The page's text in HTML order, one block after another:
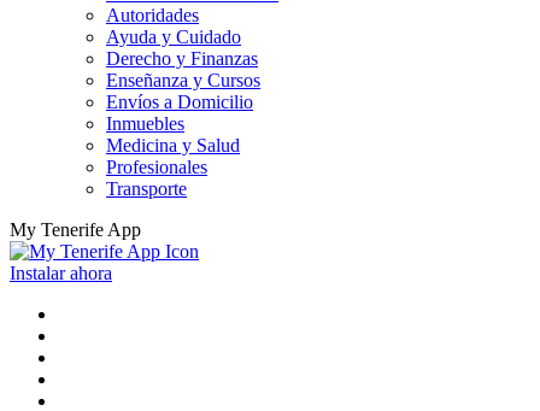
Autoridades
Ayuda y Cuidado
Derecho y Finanzas
Enseñanza y Cursos
Envíos a Domicilio
Inmuebles
Medicina y Salud
Profesionales
Transporte
My Tenerife App
Instalar ahora